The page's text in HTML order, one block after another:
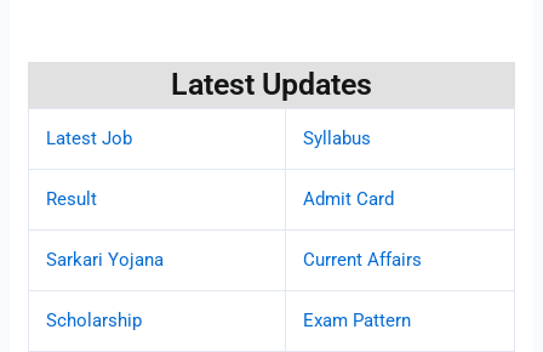
Latest Updates
Latest Job Syllabus
Result Admit Card
Sarkari Yojana Current Affairs
Scholarship Exam Pattern